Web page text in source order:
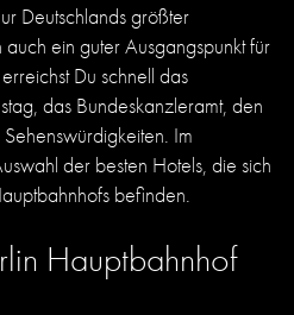
Deutschlands größter
ein guter Ausgangspunkt für
Du schnell das
das Bundeskanzleramt, den
Im
der besten Hotels, die sich
befinden.
Hauptbahnhof